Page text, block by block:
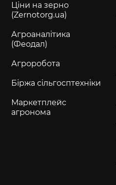
Ціни на зерно
(Zernotorg.ua)
Агроаналітика
(Феодал)
Агроробота
Біржа сільгосптехніки
Маркетплейс
агронома